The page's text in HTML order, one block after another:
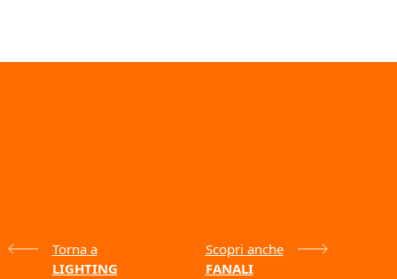
Torna a
LIGHTING
Scopri anche
FANALI